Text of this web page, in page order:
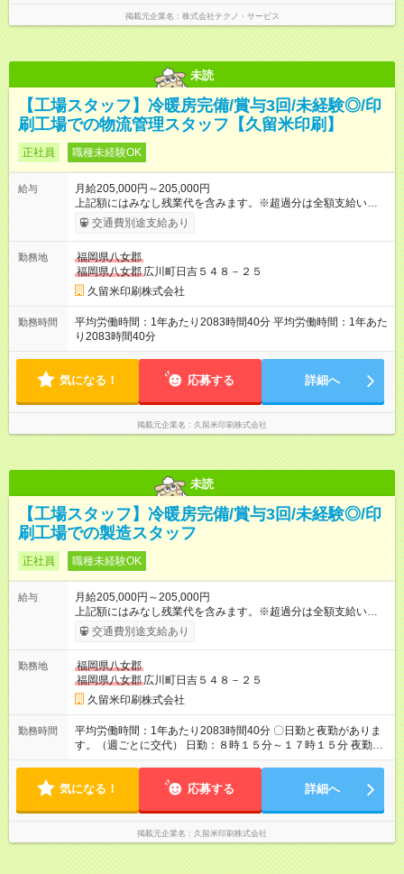
掲載元企業名 株式会社テクノ・サービス
未読
【工場スタッフ】冷暖房完備/賞与3回/未経験◎/印
刷工場での物流管理スタッフ【久留米印刷】
正社員 職種未経験OK
給与
月給205,000円～205,000円
上記額にはみなし残業代を含みます。※超過分は全額支給いたし
ます。 みなし残業代 20,000円／月 みなし残業時間 15時間／月
基本給：185,000円 固定残業代：20,000円 〇達成金あり：出荷
あり 試用期間の長さ：3ヶ月 雇用形態、給与は本採用時と同じ
です。
交通費別途支給あり
勤務地
福岡県八女郡
福岡県八女郡 広川町日吉５４８－２５
久留米印刷株式会社
勤務時間
平均労働時間：1年あたり2083時間40分 平均労働時間：1年あた
り2083時間40分
気になる！ 応募する 詳細へ
掲載元企業名 久留米印刷株式会社
未読
【工場スタッフ】冷暖房完備/賞与3回/未経験◎/印
刷工場での製造スタッフ
正社員 職種未経験OK
給与
月給205,000円～205,000円
上記額にはみなし残業代を含みます。※超過分は全額支給いたし
ます。 みなし残業代 20,000円／月 みなし残業時間 15時間／月
基本給：185,000円 固定残業代：20,000円 〇達成金あり：製造
グループ賞） 【試用期間】試用期間あり 試用期間の長さ：3ヶ
月 雇用形態、給与は本採用時と同じです。
交通費別途支給あり
勤務地
福岡県八女郡
福岡県八女郡 広川町日吉５４８－２５
久留米印刷株式会社
勤務時間
平均労働時間：1年あたり2083時間40分 〇日勤と夜勤がありま
す。（週ごとに交代） 日勤：８時１５分～１７時１５分 夜勤：
２０時３０分～翌朝５時３０分 ※深夜勤務は１８歳以上のみ。
す。（週ごとに交代） 日勤：８時１５分～１７時１５分 夜勤：
気になる！ 応募する 詳細へ
掲載元企業名 久留米印刷株式会社